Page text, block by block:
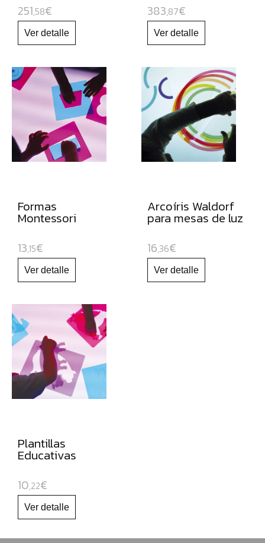
251,58€ 383,87€
Formas
Montessori
13,15€
Arcoíris Waldorf
para mesas de luz
16,36€
Plantillas
Educativas
10,22€